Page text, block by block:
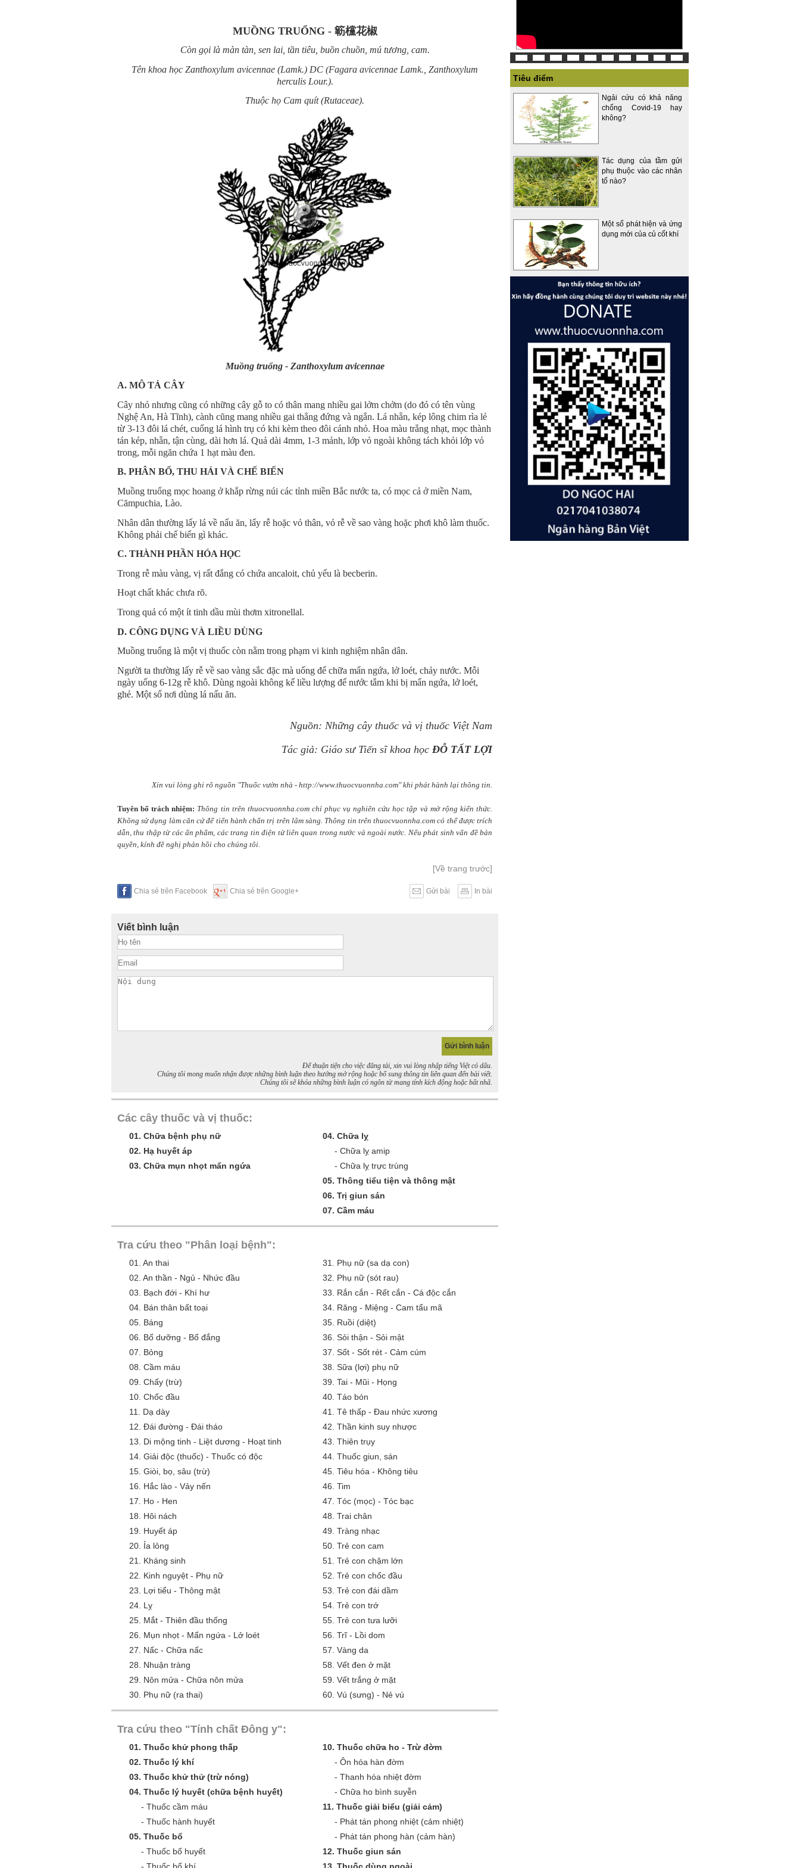
MUỒNG TRUỔNG - 簕欓花椒
Còn gọi là màn tàn, sen lai, tần tiêu, buồn chuồn, mú tương, cam.
Tên khoa học Zanthoxylum avicennae (Lamk.) DC (Fagara avicennae Lamk., Zanthoxylum
herculis Lour.).
Thuộc họ Cam quít (Rutaceae).
Muồng truổng - Zanthoxylum avicennae
A. MÔ TẢ CÂY
Cây nhỏ nhưng cũng có những cây gỗ to có thân mang nhiều gai lởm chởm (do đó có tên vùng
Nghệ An, Hà Tĩnh), cành cũng mang nhiều gai thẳng đứng và ngắn. Lá nhẵn, kép lông chim rìa lẻ
từ 3-13 đôi lá chét, cuống lá hình trụ có khi kèm theo đôi cánh nhỏ. Hoa màu trắng nhạt, mọc thành
tán kép, nhẵn, tận cùng, dài hơn lá. Quả dài 4mm, 1-3 mảnh, lớp vỏ ngoài không tách khỏi lớp vỏ
trong, mỗi ngăn chứa 1 hạt màu đen.
B. PHÂN BỐ, THU HÁI VÀ CHẾ BIẾN
Muồng truổng mọc hoang ở khắp rừng núi các tỉnh miền Bắc nước ta, có mọc cả ở miền Nam,
Cămpuchia, Lào.
Nhân dân thường lấy lá về nấu ăn, lấy rễ hoặc vỏ thân, vỏ rễ về sao vàng hoặc phơi khô làm thuốc.
Không phải chế biến gì khác.
C. THÀNH PHẦN HÓA HỌC
Trong rễ màu vàng, vị rất đắng có chứa ancaloit, chủ yếu là becberin.
Hoạt chất khác chưa rõ.
Trong quả có một ít tinh dầu mùi thơm xitronellal.
D. CÔNG DỤNG VÀ LIỀU DÙNG
Muồng truổng là một vị thuốc còn nằm trong phạm vi kinh nghiệm nhân dân.
Người ta thường lấy rễ về sao vàng sắc đặc mà uống để chữa mẩn ngứa, lở loét, chảy nước. Mỗi
ngày uống 6-12g rễ khô. Dùng ngoài không kể liều lượng để nước tắm khi bị mẩn ngứa, lở loét,
ghẻ. Một số nơi dùng lá nấu ăn.
Nguồn: Những cây thuốc và vị thuốc Việt Nam
Tác giả: Giáo sư Tiến sĩ khoa học ĐỖ TẤT LỢI
Xin vui lòng ghi rõ nguồn "Thuốc vườn nhà - http://www.thuocvuonnha.com" khi phát hành lại thông tin.
Tuyên bố trách nhiệm: Thông tin trên thuocvuonnha.com chỉ phục vụ nghiên cứu học tập và mở rộng kiến thức.
Không sử dụng làm căn cứ để tiến hành chẩn trị trên lâm sàng. Thông tin trên thuocvuonnha.com có thể được trích
dẫn, thu thập từ các ấn phẩm, các trang tin điện tử liên quan trong nước và ngoài nước. Nếu phát sinh vấn đề bản
quyền, kính đề nghị phản hồi cho chúng tôi.
[Về trang trước]
Chia sẻ trên Facebook Chia sẻ trên Google+ Gửi bài In bài
Viết bình luận
Để thuận tiện cho việc đăng tải, xin vui lòng nhập tiếng Việt có dấu.
Chúng tôi mong muốn nhận được những bình luận theo hướng mở rộng hoặc bổ sung thông tin liên quan đến bài viết.
Chúng tôi sẽ khóa những bình luận có ngôn từ mang tính kích động hoặc bất nhã.
Các cây thuốc và vị thuốc:
01. Chữa bệnh phụ nữ
02. Hạ huyết áp
03. Chữa mụn nhọt mẩn ngứa
04. Chữa lỵ
- Chữa lỵ amip
- Chữa lỵ trực trùng
05. Thông tiểu tiện và thông mật
06. Trị giun sán
07. Cầm máu
Tra cứu theo "Phân loại bệnh":
01. An thai
02. An thần - Ngủ - Nhức đầu
03. Bạch đới - Khí hư
04. Bán thân bất toại
05. Báng
06. Bổ dưỡng - Bổ đắng
07. Bỏng
08. Cầm máu
09. Chấy (trừ)
10. Chốc đầu
11. Dạ dày
12. Đái đường - Đái tháo
13. Di mộng tinh - Liệt dương - Hoạt tinh
14. Giải độc (thuốc) - Thuốc có độc
15. Giòi, bọ, sâu (trừ)
16. Hắc lào - Vảy nến
17. Ho - Hen
18. Hôi nách
19. Huyết áp
20. Ỉa lỏng
21. Kháng sinh
22. Kinh nguyệt - Phụ nữ
23. Lợi tiểu - Thông mật
24. Lỵ
25. Mắt - Thiên đầu thống
26. Mụn nhọt - Mẩn ngứa - Lở loét
27. Nấc - Chữa nấc
28. Nhuận tràng
29. Nôn mửa - Chữa nôn mửa
30. Phụ nữ (ra thai)
31. Phụ nữ (sa dạ con)
32. Phụ nữ (sót rau)
33. Rắn cắn - Rết cắn - Cá độc cắn
34. Răng - Miệng - Cam tẩu mã
35. Ruồi (diệt)
36. Sỏi thận - Sỏi mật
37. Sốt - Sốt rét - Cảm cúm
38. Sữa (lợi) phụ nữ
39. Tai - Mũi - Họng
40. Táo bón
41. Tê thấp - Đau nhức xương
42. Thần kinh suy nhược
43. Thiên trụy
44. Thuốc giun, sán
45. Tiêu hóa - Không tiêu
46. Tim
47. Tóc (mọc) - Tóc bạc
48. Trai chân
49. Tràng nhạc
50. Trẻ con cam
51. Trẻ con chậm lớn
52. Trẻ con chốc đầu
53. Trẻ con đái dầm
54. Trẻ con trớ
55. Trẻ con tưa lưỡi
56. Trĩ - Lồi dom
57. Vàng da
58. Vết đen ở mặt
59. Vết trắng ở mặt
60. Vú (sưng) - Nẻ vú
Tra cứu theo "Tính chất Đông y":
01. Thuốc khử phong thấp
02. Thuốc lý khí
03. Thuốc khử thử (trừ nóng)
04. Thuốc lý huyết (chữa bệnh huyết)
- Thuốc cầm máu
- Thuốc hành huyết
05. Thuốc bổ
- Thuốc bổ huyết
10. Thuốc chữa ho - Trừ đờm
- Ôn hóa hàn đờm
- Thanh hóa nhiệt đờm
- Chữa ho bình suyễn
11. Thuốc giải biểu (giải cảm)
- Phát tán phong nhiệt (cảm nhiệt)
- Phát tán phong hàn (cảm hàn)
12. Thuốc giun sán
Tiêu điểm
Ngải cứu có khả năng
chống Covid-19 hay
không?
Tác dụng của tầm gửi
phụ thuộc vào các nhân
tố nào?
Một số phát hiện và ứng
dụng mới của củ cốt khí